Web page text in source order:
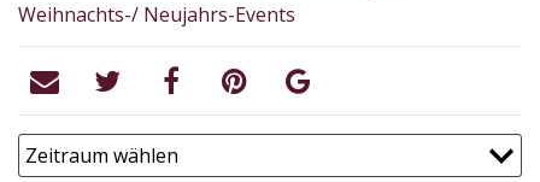
Weihnachts-/ Neujahrs-Events